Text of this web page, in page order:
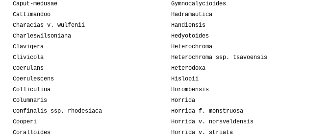
Caput-medusae
Cattimandoo
Characias v. wulfenii
Charleswilsoniana
Clavigera
Clivicola
Coerulans
Coerulescens
Colliculina
Columnaris
Confinalis ssp. rhodesiaca
Cooperi
Coralloides
Gymnocalycioides
Hadramautica
Handiensis
Hedyotoides
Heterochroma
Heterochroma ssp. tsavoensis
Heterodoxa
Hislopii
Horombensis
Horrida
Horrida f. monstruosa
Horrida v. norsveldensis
Horrida v. striata